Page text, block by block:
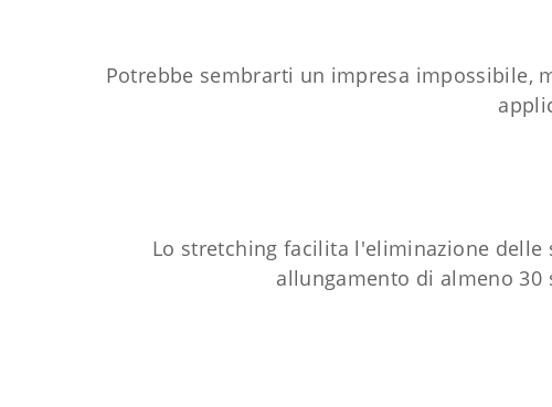
Potrebbe sembrarti un impresa impossibile,
Lo stretching facilita l'eliminazione
allungamento di almeno 30